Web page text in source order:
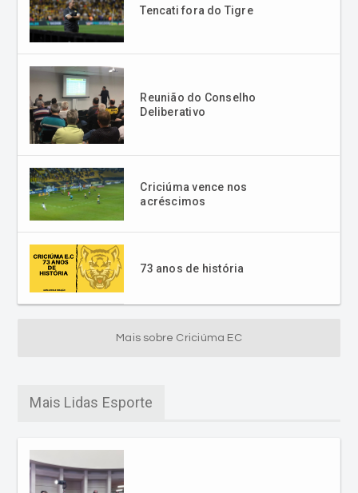
Tencati fora do Tigre
Reunião do Conselho
Deliberativo
Criciúma vence nos
acréscimos
73 anos de história
Mais sobre Criciúma EC
Mais Lidas Esporte